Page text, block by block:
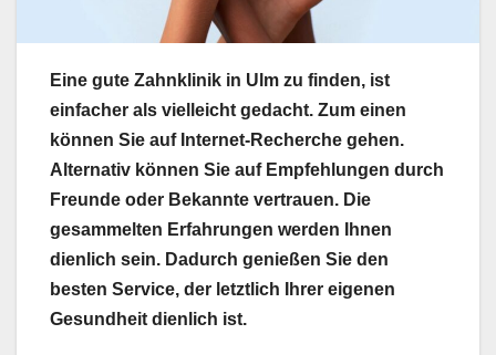
Eine gute Zahnklinik in Ulm zu finden, ist
einfacher als vielleicht gedacht. Zum einen
können Sie auf Internet-Recherche gehen.
Alternativ können Sie auf Empfehlungen durch
Freunde oder Bekannte vertrauen. Die
gesammelten Erfahrungen werden Ihnen
dienlich sein. Dadurch genießen Sie den
besten Service, der letztlich Ihrer eigenen
Gesundheit dienlich ist.